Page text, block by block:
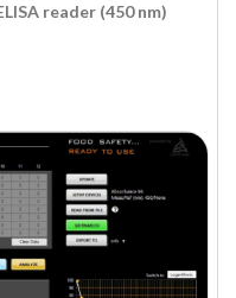
reader (450 nm)